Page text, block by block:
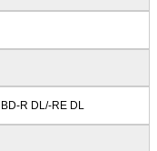
R DL/-RE DL